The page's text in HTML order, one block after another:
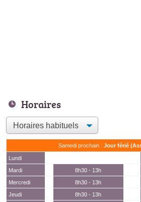
Horaires
Samedi prochain : Jour férié
Lundi
Mardi
8h30 - 13h
Mercredi
8h30 - 13h
Jeudi
8h30 - 13h